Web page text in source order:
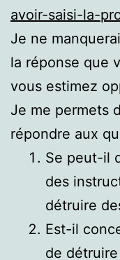
avoir-saisi-la-
Je ne
la réponse que
vous estimez
Je me permets
répondre aux
Se peut-il
des
détruire
Est-il
de